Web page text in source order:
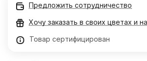
Предложить сотрудничество
Хочу заказать в своих цветах и
Товар сертифицирован